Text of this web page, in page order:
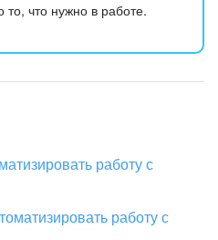
то, что нужно в работе.
работу с
работу с